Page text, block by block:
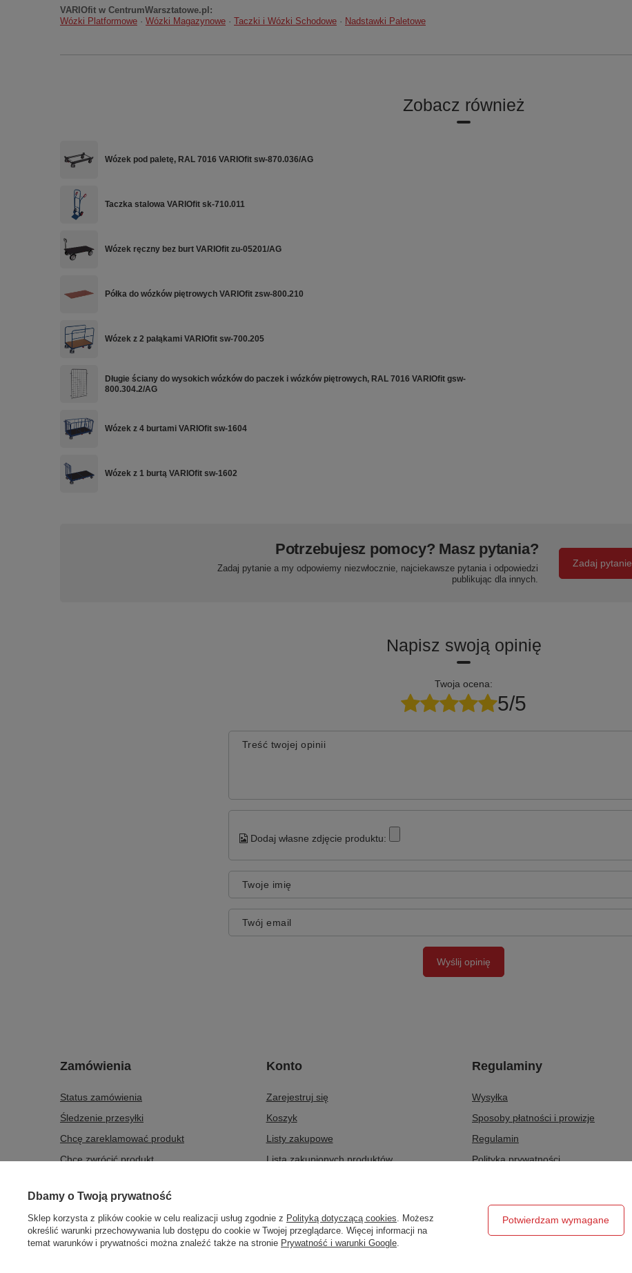
VARIOfit w CentrumWarsztatowe.pl:
Wózki Platformowe · Wózki Magazynowe · Taczki i Wózki Schodowe · Nadstawki Paletowe
Zobacz również
Wózek pod paletę, RAL 7016 VARIOfit sw-870.036/AG
Taczka stalowa VARIOfit sk-710.011
Wózek ręczny bez burt VARIOfit zu-05201/AG
Półka do wózków piętrowych VARIOfit zsw-800.210
Wózek z 2 pałąkami VARIOfit sw-700.205
Długie ściany do wysokich wózków do paczek i wózków piętrowych, RAL 7016 VARIOfit gsw-
800.304.2/AG
Wózek z 4 burtami VARIOfit sw-1604
Wózek z 1 burtą VARIOfit sw-1602
Potrzebujesz pomocy? Masz pytania?
Zadaj pytanie a my odpowiemy niezwłocznie, najciekawsze pytania i odpowiedzi
publikując dla innych.
Zadaj pytanie
Napisz swoją opinię
Twoja ocena:
5/5
Treść twojej opinii
Dodaj własne zdjęcie produktu:
Twoje imię
Twój email
Wyślij opinię
Zamówienia
Status zamówienia
Śledzenie przesyłki
Chcę zareklamować produkt
Chcę zwrócić produkt
Kontakt
Konto
Zarejestruj się
Koszyk
Listy zakupowe
Lista zakupionych produktów
Newsletter
Regulaminy
Wysyłka
Sposoby płatności i prowizje
Regulamin
Polityka prywatności
Dbamy o Twoją prywatność
Sklep korzysta z plików cookie w celu realizacji usług zgodnie z Polityką dotyczącą cookies . Możesz
określić warunki przechowywania lub dostępu do cookie w Twojej przeglądarce. Więcej informacji na
temat warunków i prywatności można znaleźć także na stronie Prywatność i warunki Google
Potwierdzam wymagane